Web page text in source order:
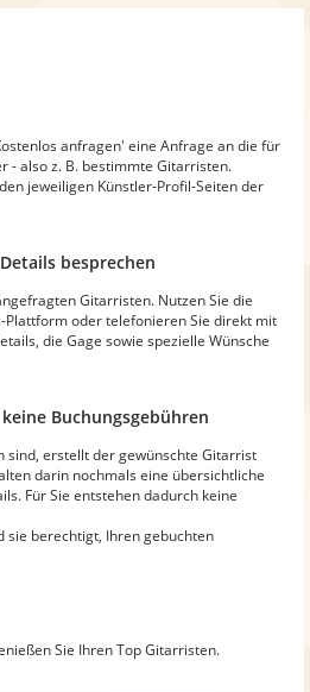
anfragen' eine Anfrage an die für
- also z. B. bestimmte Gitarristen.
jeweiligen Künstler-Profil-Seiten der
besprechen
Gitarristen. Nutzen Sie die
Plattform oder telefonieren Sie direkt mit
die Gage sowie spezielle Wünsche
Buchungsgebühren
sind, erstellt der gewünschte Gitarrist
darin nochmals eine übersichtliche
Für Sie entstehen dadurch keine
sie berechtigt, Ihren gebuchten
Sie Ihren Top Gitarristen.